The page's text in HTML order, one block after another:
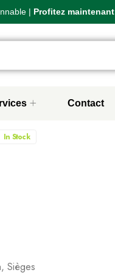
| Profitez maintenant
| Profitez maintenant
| Profitez maintenant
Contact
In Stock
, Sièges